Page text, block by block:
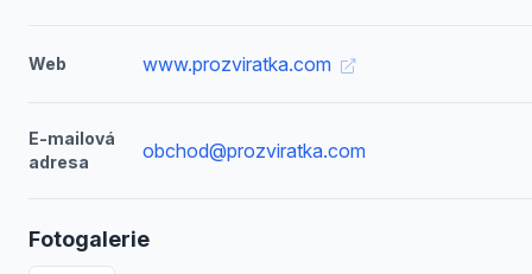
Web www.prozviratka.com
E-mailová
adresa
obchod@prozviratka.com
Fotogalerie